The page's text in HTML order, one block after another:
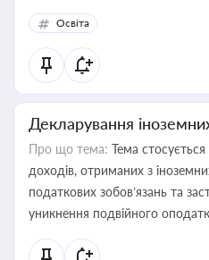
Освіта
Декларування
Про що тема: Тема
доходів, отриманих з
податкових зобов’язань та
уникнення подвійного